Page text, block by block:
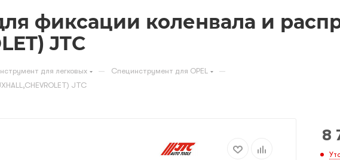
фиксации коленвала и
JTC
для легковых — Специнструмент для OPEL —
JTC
8